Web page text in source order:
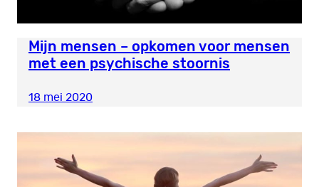
Mijn mensen – opkomen voor mensen
met een psychische stoornis
18 mei 2020